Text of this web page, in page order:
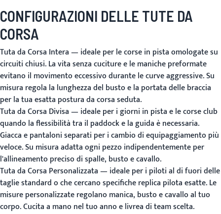
CONFIGURAZIONI DELLE TUTE DA
CORSA
Tuta da Corsa Intera— ideale per le corse in pista omologate su
circuiti chiusi. La vita senza cuciture e le maniche preformate
evitano il movimento eccessivo durante le curve aggressive. Su
misura regola la lunghezza del busto e la portata delle braccia
per la tua esatta postura da corsa seduta.
Tuta da Corsa Divisa— ideale per i giorni in pista e le corse club
quando la flessibilità tra il paddock e la guida è necessaria.
Giacca e pantaloni separati per i cambio di equipaggiamento più
veloce. Su misura adatta ogni pezzo indipendentemente per
l'allineamento preciso di spalle, busto e cavallo.
Tuta da Corsa Personalizzata— ideale per i piloti al di fuori delle
taglie standard o che cercano specifiche replica pilota esatte. Le
misure personalizzate regolano manica, busto e cavallo al tuo
corpo. Cucita a mano nel tuo anno e livrea di team scelta.